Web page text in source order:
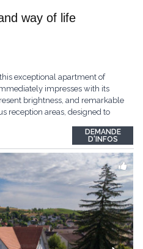
way of life
exceptional apartment of
impresses with its
brightness, and remarkable
reception areas, designed to
The bedrooms also have
...
DEMANDE
D'INFOS